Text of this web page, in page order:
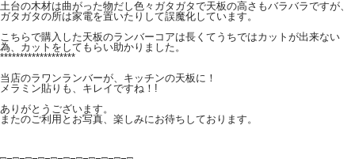
土台の木材は曲がった物だし色々ガタガタで天板の高さもバラバラですが、
ガタガタの所は家電を置いたりして誤魔化しています。
こちらで購入した天板のランバーコアは長くてうちではカットが出来ない
為、カットをしてもらい助かりました。
*******************
当店のラワンランバーが、キッチンの天板に！
メラミン貼りも、キレイですね！!
ありがとうございます。
またのご利用とお写真、楽しみにお待ちしております。